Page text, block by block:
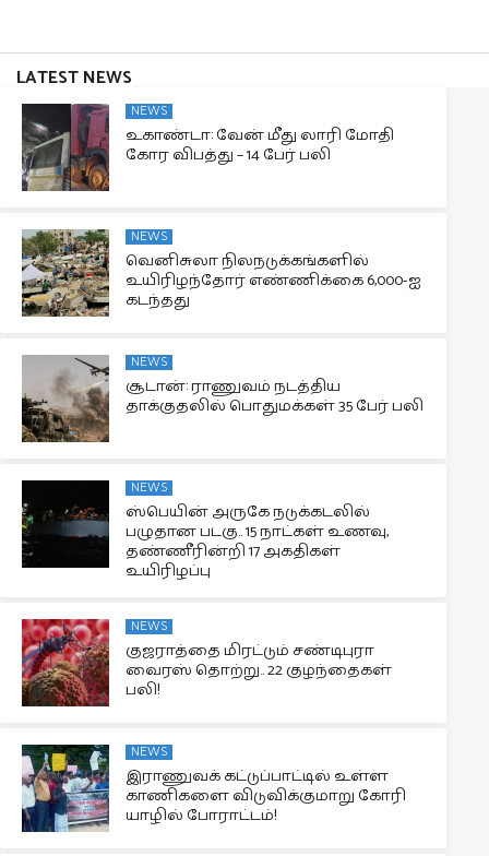
LATEST NEWS
NEWS
உகாண்டா: வேன் மீது லாரி மோதி
கோர விபத்து – 14 பேர் பலி
NEWS
வெனிசுலா நிலநடுக்கங்களில்
உயிரிழந்தோர் எண்ணிக்கை 6,000-ஐ
கடந்தது
NEWS
சூடான்: ராணுவம் நடத்திய
தாக்குதலில் பொதுமக்கள் 35 பேர் பலி
NEWS
ஸ்பெயின் அருகே நடுக்கடலில்
பழுதான படகு.. 15 நாட்கள் உணவு,
தண்ணீரின்றி 17 அகதிகள்
உயிரிழப்பு
NEWS
குஜராத்தை மிரட்டும் சண்டிபுரா
வைரஸ் தொற்று.. 22 குழந்தைகள்
பலி!
NEWS
இராணுவக் கட்டுப்பாட்டில் உள்ள
காணிகளை விடுவிக்குமாறு கோரி
யாழில் போராட்டம்!